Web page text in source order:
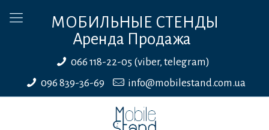
МОБИЛЬНЫЕ СТЕНДЫ
Аренда Продажа
066 118-22-05 (viber, telegram)
096 839-36-69
info@mobilestand.com.ua